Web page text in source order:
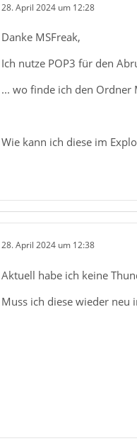
28. April 2024 um 12:28
Danke MSFreak,
Ich nutze POP3 für den
... wo finde ich den Ordner
Wie kann ich diese im
28. April 2024 um 12:38
Aktuell habe ich keine
Muss ich diese wieder neu